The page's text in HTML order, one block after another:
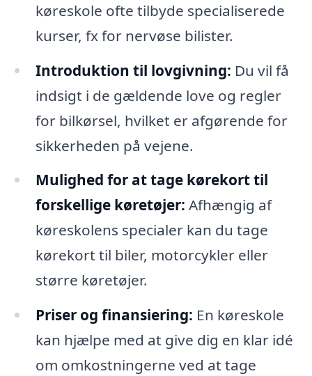
køreskole ofte tilbyde specialiserede
kurser, fx for nervøse bilister.
Introduktion til lovgivning: Du vil få
indsigt i de gældende love og regler
for bilkørsel, hvilket er afgørende for
sikkerheden på vejene.
Mulighed for at tage kørekort til
forskellige køretøjer: Afhængig af
køreskolens specialer kan du tage
kørekort til biler, motorcykler eller
større køretøjer.
Priser og finansiering: En køreskole
kan hjælpe med at give dig en klar idé
om omkostningerne ved at tage